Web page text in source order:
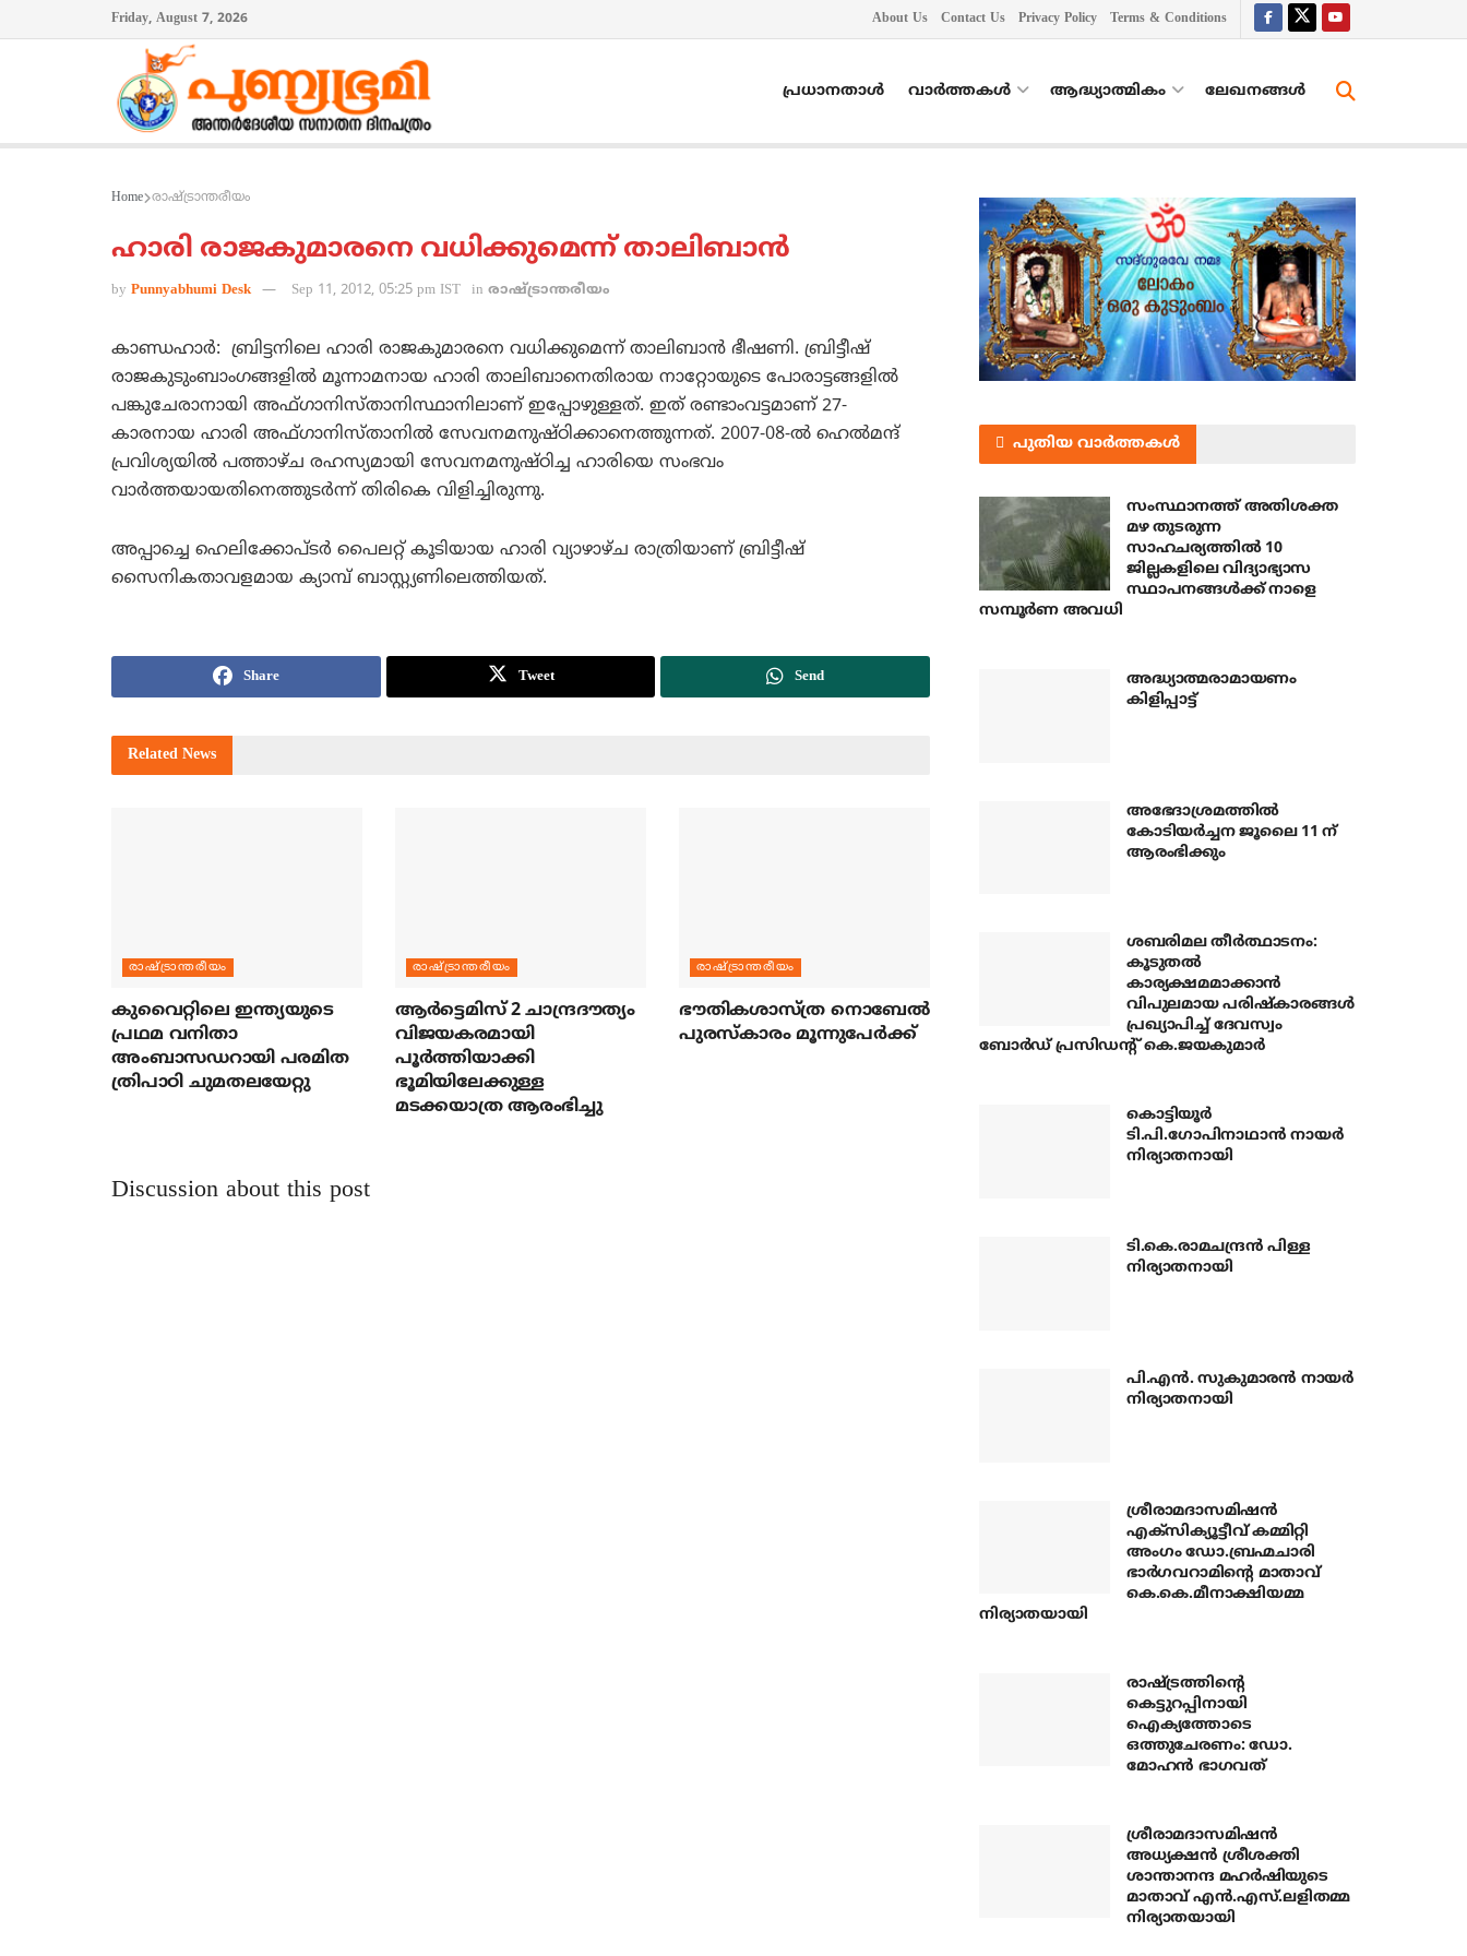
Friday, August 7, 2026 About Us Contact Us Privacy Policy Terms & Conditions
പ്രധാനതാൾ വാർത്തകൾ ആദ്ധ്യാത്മികം ലേഖനങ്ങള്‍
Home രാഷ്ട്രാന്തരീയം
ഹാരി രാജകുമാരനെ വധിക്കുമെന്ന് താലിബാന്‍
by Punnyabhumi Desk Sep 11, 2012, 05:25 pm IST in രാഷ്ട്രാന്തരീയം
കാണ്ഡഹാര്‍: ബ്രിട്ടനിലെ ഹാരി രാജകുമാരനെ വധിക്കുമെന്ന് താലിബാന്‍ ഭീഷണി. ബ്രിട്ടീഷ്
രാജകുടുംബാംഗങ്ങളില്‍ മൂന്നാമനായ ഹാരി താലിബാനെതിരായ നാറ്റോയുടെ പോരാട്ടങ്ങളില്‍
പങ്കുചേരാനായി അഫ്ഗാനിസ്താനിസ്ഥാനിലാണ് ഇപ്പോഴുള്ളത്. ഇത് രണ്ടാംവട്ടമാണ് 27-
കാരനായ ഹാരി അഫ്ഗാനിസ്താനില്‍ സേവനമനുഷ്ഠിക്കാനെത്തുന്നത്. 2007-08-ല്‍ ഹെല്‍മന്ദ്
പ്രവിശ്യയില്‍ പത്താഴ്ച രഹസ്യമായി സേവനമനുഷ്ഠിച്ച ഹാരിയെ സംഭവം
വാര്‍ത്തയായതിനെത്തുടര്‍ന്ന് തിരികെ വിളിച്ചിരുന്നു.
അപ്പാച്ചെ ഹെലിക്കോപ്ടര്‍ പൈലറ്റ് കൂടിയായ ഹാരി വ്യാഴാഴ്ച രാത്രിയാണ് ബ്രിട്ടീഷ്
സൈനികതാവളമായ ക്യാമ്പ് ബാസ്റ്റ്യണിലെത്തിയത്.
Share Tweet Send
Related News
രാഷ്ട്രാന്തരീയം
കുവൈറ്റിലെ ഇന്ത്യയുടെ
പ്രഥമ വനിതാ
അംബാസഡറായി പരമിത
ത്രിപാഠി ചുമതലയേറ്റു
രാഷ്ട്രാന്തരീയം
ആര്‍ട്ടെമിസ് 2 ചാന്ദ്രദൗത്യം
വിജയകരമായി
പൂര്‍ത്തിയാക്കി
ഭൂമിയിലേക്കുള്ള
മടക്കയാത്ര ആരംഭിച്ചു
രാഷ്ട്രാന്തരീയം
ഭൗതികശാസ്ത്ര നൊബേല്‍
പുരസ്‌കാരം മൂന്നുപേര്‍ക്ക്
Discussion about this post
പുതിയ വാർത്തകൾ
സംസ്ഥാനത്ത് അതിശക്ത
മഴ തുടരുന്ന
സാഹചര്യത്തിൽ 10
ജില്ലകളിലെ വിദ്യാഭ്യാസ
സ്ഥാപനങ്ങൾക്ക് നാളെ
സമ്പൂർണ അവധി
അദ്ധ്യാത്മരാമായണം
കിളിപ്പാട്ട്
അഭേദാശ്രമത്തില്‍
കോടിയര്‍ച്ചന ജൂലൈ 11 ന്
ആരംഭിക്കും
ശബരിമല തീര്‍ത്ഥാടനം:
കൂടുതല്‍
കാര്യക്ഷമമാക്കാന്‍
വിപുലമായ പരിഷ്‌കാരങ്ങള്‍
പ്രഖ്യാപിച്ച് ദേവസ്വം
ബോര്‍ഡ് പ്രസിഡന്റ് കെ.ജയകുമാര്‍
കൊട്ടിയൂര്‍
ടി.പി.ഗോപിനാഥാന്‍ നായര്‍
നിര്യാതനായി
ടി.കെ.രാമചന്ദ്രന്‍ പിള്ള
നിര്യാതനായി
പി.എന്‍. സുകുമാരന്‍ നായര്‍
നിര്യാതനായി
ശ്രീരാമദാസമിഷന്‍
എക്‌സിക്യൂട്ടീവ് കമ്മിറ്റി
അംഗം ഡോ.ബ്രഹ്മചാരി
ഭാര്‍ഗവറാമിന്റെ മാതാവ്
കെ.കെ.മീനാക്ഷിയമ്മ
നിര്യാതയായി
രാഷ്ട്രത്തിന്റെ
കെട്ടുറപ്പിനായി
ഐക്യത്തോടെ
ഒത്തുചേരണം: ഡോ.
മോഹന്‍ ഭാഗവത്
ശ്രീരാമദാസമിഷന്‍
അധ്യക്ഷന്‍ ശ്രീശക്തി
ശാന്താനന്ദ മഹര്‍ഷിയുടെ
മാതാവ് എന്‍.എസ്.ലളിതമ്മ
നിര്യാതയായി